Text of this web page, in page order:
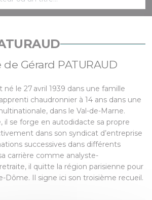
Gérard PATURAUD
né le 27 avril 1939 dans une famille
chaudronnier à 14 ans dans une
dans le Val-de-Marne.
il se forge en autodidacte sa propre
dans son syndicat d’entreprise
successives dans différents
carrière comme analyste-
il quitte la région parisienne pour
Dôme. Il signe ici son troisième recueil.